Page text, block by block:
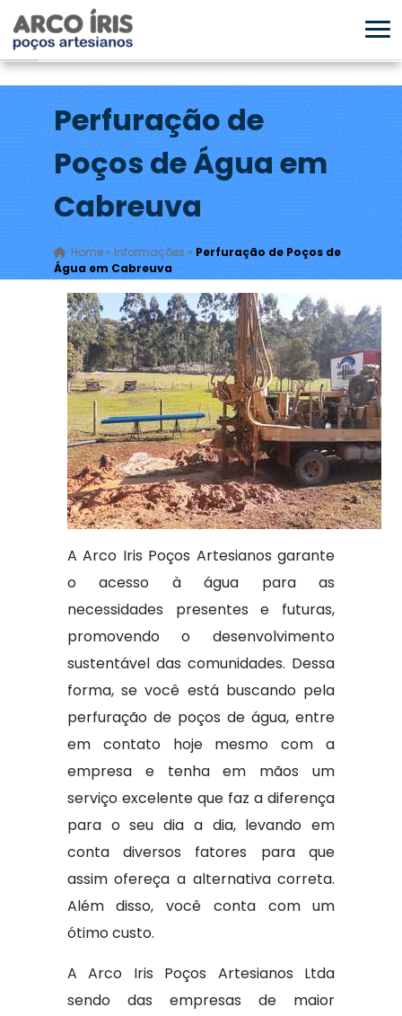
Perfuração de
Poços de Água em
Cabreuva
Home» Informações » Perfuração de Poços de
Água em Cabreuva
A Arco Iris Poços Artesianos garante
o acesso à água para as
necessidades presentes e futuras,
promovendo o desenvolvimento
sustentável das comunidades. Dessa
forma, se você está buscando pela
perfuração de poços de água, entre
em contato hoje mesmo com a
empresa e tenha em mãos um
serviço excelente que faz a diferença
para o seu dia a dia, levando em
conta diversos fatores para que
assim ofereça a alternativa correta.
Além disso, você conta com um
ótimo custo.
A Arco Iris Poços Artesianos Ltda
sendo das empresas de maior